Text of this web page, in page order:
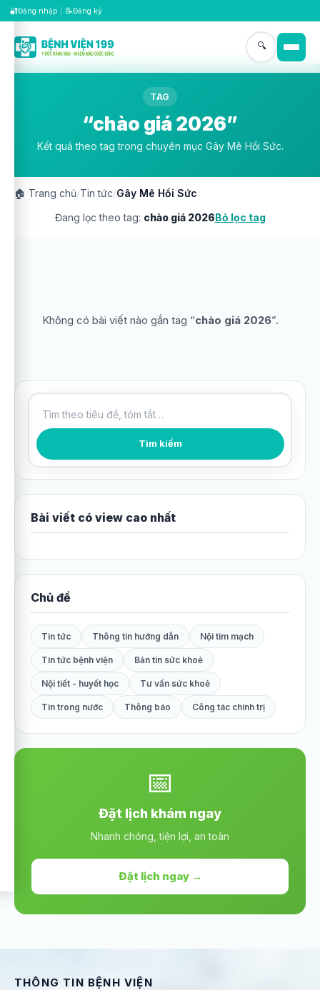
🔐Đăng nhập 📝Đăng ký
🔍
TAG
“chào giá 2026”
Kết quả theo tag trong chuyên mục Gây Mê Hồi Sức.
🏠 Trang chủ/Tin tức/Gây Mê Hồi Sức
Đang lọc theo tag: chào giá 2026Bỏ lọc tag
Không có bài viết nào gắn tag “chào giá 2026”.
Tìm kiếm bài viết Tìm kiếm
Bài viết có view cao nhất
Chủ đề
Tin tức Thông tin hướng dẫn Nội tim mạch
Tin tức bệnh viện Bản tin sức khoẻ
Nội tiết - huyết học Tư vấn sức khoẻ
Tin trong nước Thông báo Công tác chính trị
📅
Đặt lịch khám ngay
Nhanh chóng, tiện lợi, an toàn
Đặt lịch ngay →
THÔNG TIN BỆNH VIỆN